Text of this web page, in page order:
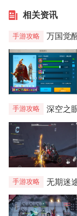
相关资讯
手游攻略 万国觉
手游攻略 深空之
手游攻略 无期迷